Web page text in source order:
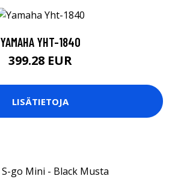
YAMAHA YHT-1840
399.28 EUR
LISÄTIETOJA